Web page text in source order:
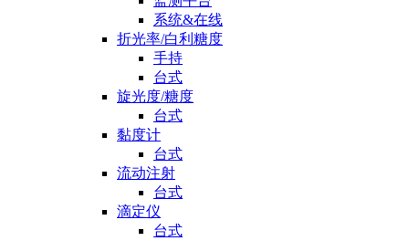
系统&在线
折光率/白利糖度
手持
台式
旋光度/糖度
台式
黏度计
台式
流动注射
台式
滴定仪
台式